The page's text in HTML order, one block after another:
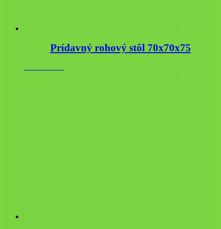
Prídavný rohový stôl 70x70x75